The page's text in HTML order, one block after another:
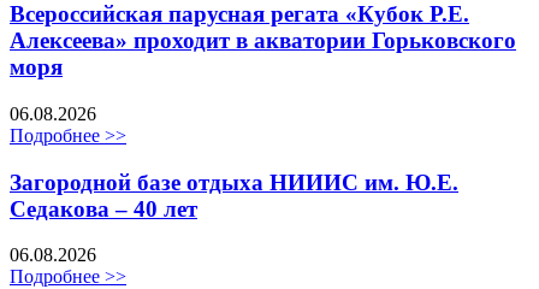
Всероссийская парусная регата «Кубок Р.Е.
Алексеева» проходит в акватории Горьковского
моря
06.08.2026
Подробнее >>
Загородной базе отдыха НИИИС им. Ю.Е.
Седакова – 40 лет
06.08.2026
Подробнее >>